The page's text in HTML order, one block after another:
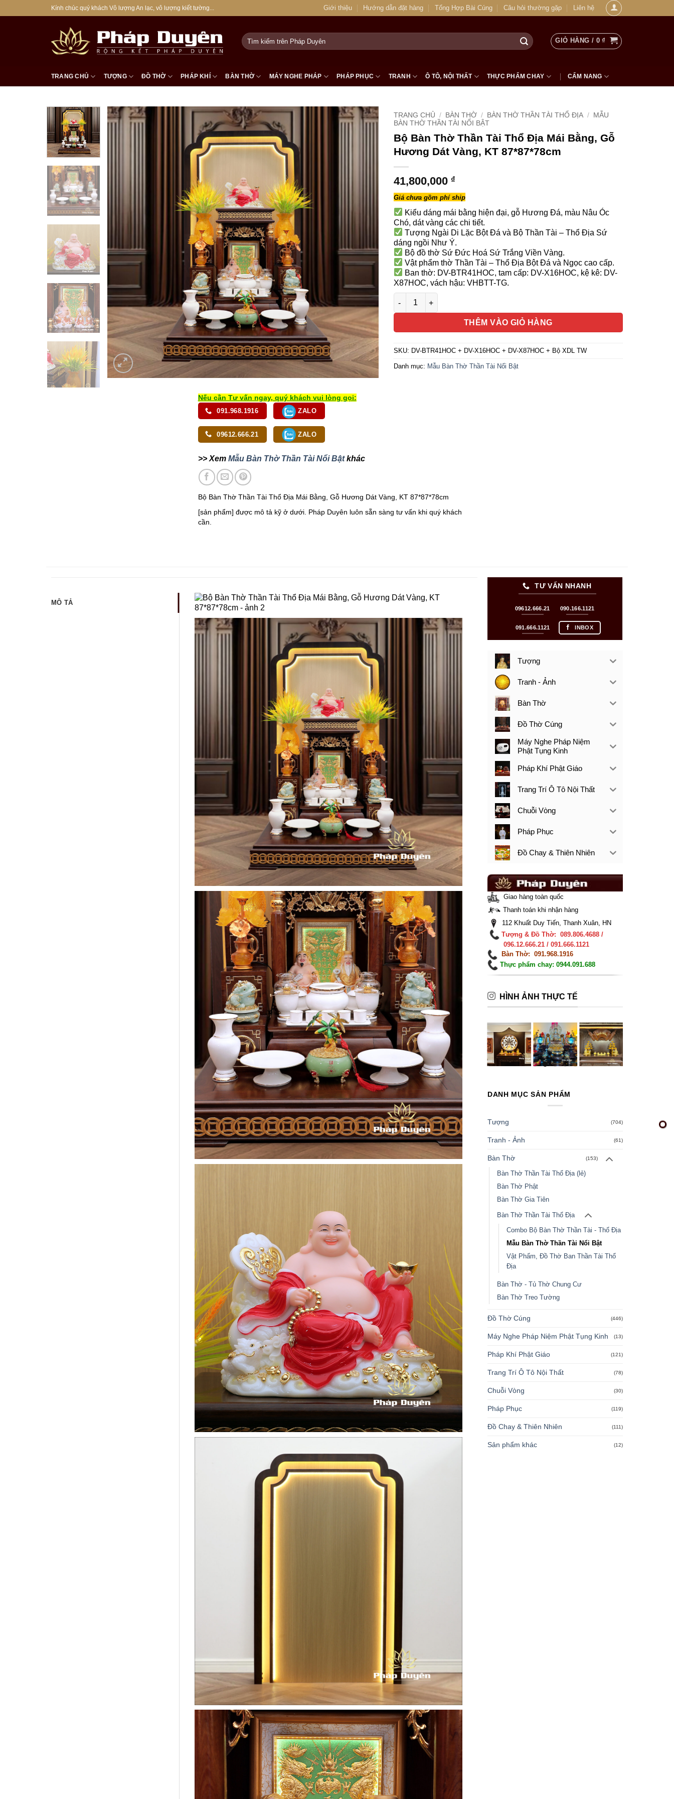
qua
Kính chúc quý khách Vô lượng An lạc, vô lượng kiết tường... Giới thiệu Hướng dẫn đặt hàng Tổng Hợp Bài Cúng Câu hỏi thường gặp Liên hệ
Tìm
kiếm:
GIỎ HÀNG / 0₫
TRANG CHỦ TƯỢNG ĐỒ THỜ PHÁP KHÍ BÀN THỜ MÁY NGHE PHÁP PHÁP PHỤC TRANH Ô TÔ, NỘI THẤT THỰC PHẨM CHAY CẨM NANG
TRANG CHỦ / BÀN THỜ / BÀN THỜ THẦN TÀI THỔ ĐỊA /
MẪU
BÀN THỜ THẦN TÀI NỔI BẬT
Bộ Bàn Thờ Thần Tài Thổ Địa Mái Bằng, Gỗ
Hương Dát Vàng, KT 87*87*78cm
41,800,000 ₫
Giá chưa gồm phí ship
Kiểu dáng mái bằng hiện đại, gỗ Hương Đá, màu Nâu Óc
Chó, dát vàng các chi tiết.
Tượng Ngài Di Lặc Bột Đá và Bộ Thần Tài – Thổ Địa Sứ
dáng ngồi Như Ý.
Bộ đồ thờ Sứ Đức Hoá Sứ Trắng Viền Vàng.
Vật phẩm thờ Thần Tài – Thổ Địa Bột Đá và Ngọc cao cấp.
Ban thờ: DV-BTR41HOC, tam cấp: DV-X16HOC, kệ kê: DV-
X87HOC, vách hậu: VHBTT-TG.
Bộ Bàn Thờ Thần Tài Thổ Địa Mái Bằng, Gỗ Hương Dát Vàng, KT 87*87*78cm số
THÊM VÀO GIỎ HÀNG
SKU: DV-BTR41HOC + DV-X16HOC + DV-X87HOC + Bộ XDL TW
Danh mục: Mẫu Bàn Thờ Thần Tài Nổi Bật
Nếu cần Tư vấn ngay, quý khách vui lòng gọi:
091.968.1916 ZALO
09612.666.21 ZALO
>> Xem Mẫu Bàn Thờ Thần Tài Nổi Bậtkhác
Bộ Bàn Thờ Thần Tài Thổ Địa Mái Bằng, Gỗ Hương Dát Vàng, KT 87*87*78cm
[sản phẩm] được mô tả kỹ ở dưới. Pháp Duyên luôn sẵn sàng tư vấn khi quý khách
cần.
MÔ TẢ
TƯ VẤN NHANH
09612.666.21 090.166.1121
091.666.1121 INBOX
Tượng
Tranh - Ảnh
Bàn Thờ
Đồ Thờ Cúng
Máy Nghe Pháp Niệm
Phật Tụng Kinh
Pháp Khí Phật Giáo
Trang Trí Ô Tô Nội Thất
Chuỗi Vòng
Pháp Phục
Đồ Chay & Thiên Nhiên
Giao hàng toàn quốc
Thanh toán khi nhận hàng
112 Khuất Duy Tiến, Thanh Xuân, HN
Tượng & Đồ Thờ: 089.806.4688 /
096.12.666.21 / 091.666.1121
Bàn Thờ: 091.968.1916
Thực phẩm chay: 0944.091.688
HÌNH ẢNH THỰC TẾ
DANH MỤC SẢN PHẨM
Tượng (704)
Tranh - Ảnh (61)
Bàn Thờ (153)
Bàn Thờ Thần Tài Thổ Địa (lẻ)
Bàn Thờ Phật
Bàn Thờ Gia Tiên
Bàn Thờ Thần Tài Thổ Địa
Combo Bộ Bàn Thờ Thần Tài - Thổ Địa
Mẫu Bàn Thờ Thần Tài Nổi Bật
Vật Phẩm, Đồ Thờ Ban Thần Tài Thổ
Địa
Bàn Thờ - Tủ Thờ Chung Cư
Bàn Thờ Treo Tường
Đồ Thờ Cúng (446)
Máy Nghe Pháp Niệm Phật Tụng Kinh (13)
Pháp Khí Phật Giáo (121)
Trang Trí Ô Tô Nội Thất (78)
Chuỗi Vòng (30)
Pháp Phục (119)
Đồ Chay & Thiên Nhiên (111)
Sản phẩm khác (12)